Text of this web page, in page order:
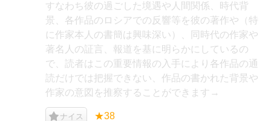
すなわち彼の過ごした境遇や人間関係、時代背
景、各作品のロシアでの反響等を彼の著作や（特
に作家本人の書簡は興味深い）、同時代の作家や
著名人の証言、報道を基に明らかにしているの
で、読者はこの重要情報の入手により各作品の通
読だけでは把握できない、作品の書かれた背景や
作家の意図を推察することができます→
ナイス ★38